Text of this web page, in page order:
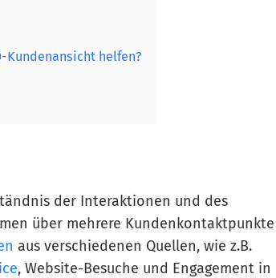
Kundenansicht helfen?
der Interaktionen und des
über mehrere Kundenkontaktpunkte
aus verschiedenen Quellen, wie z.B.
, Website-Besuche und Engagement in